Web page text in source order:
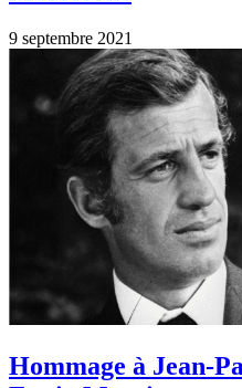
Bebel est mort !
6 septembre 2021